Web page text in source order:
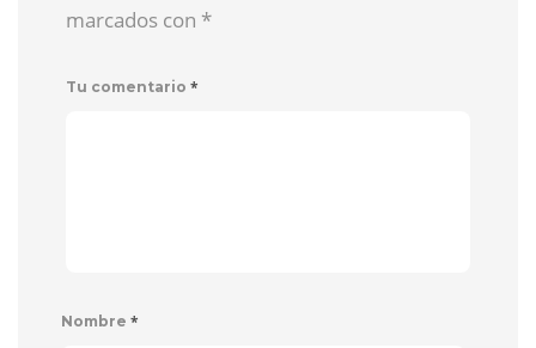
marcados con *
Tu comentario *
Nombre *